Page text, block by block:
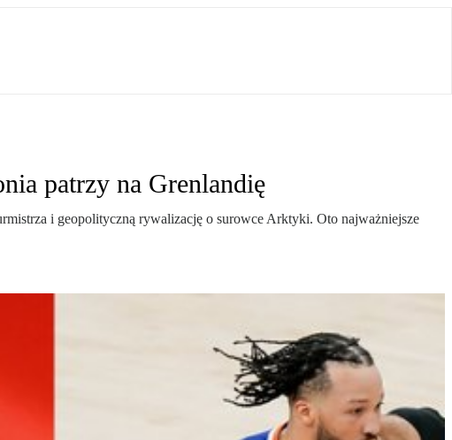
patrzy na Grenlandię
i geopolityczną rywalizację o surowce Arktyki. Oto najważniejsze